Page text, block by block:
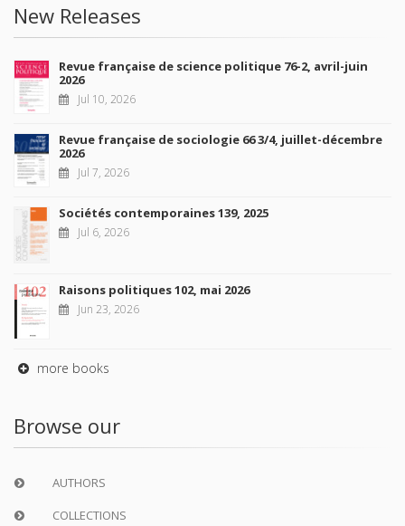
New Releases
Revue française de science politique 76-2, avril-juin
2026
Jul 10, 2026
Revue française de sociologie 66 3/4, juillet-décembre
2026
Jul 7, 2026
Sociétés contemporaines 139, 2025
Jul 6, 2026
Raisons politiques 102, mai 2026
Jun 23, 2026
more books
Browse our
AUTHORS
COLLECTIONS